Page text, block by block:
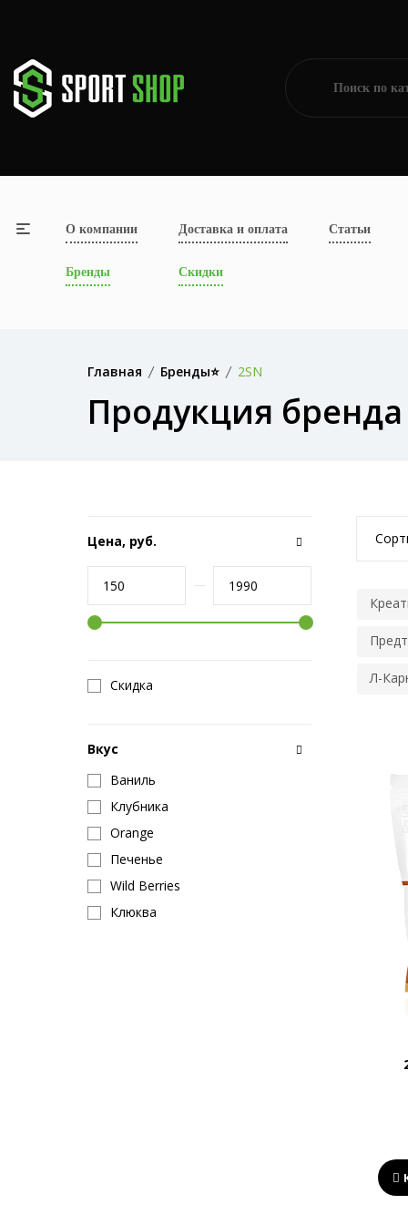
О компании Доставка и оплата Статьи
Бренды Скидки
Главная Бренды⭐ 2SN
Продукция
Цена, руб.
Скидка
Вкус
Ваниль
Клубника
Orange
Печенье
Wild Berries
Клюква
Л-